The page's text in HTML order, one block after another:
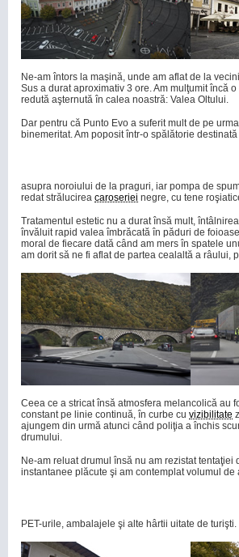
Ne-am întors la maşină, unde am aflat de la
Sus a durat aproximativ 3 ore. Am mulţumit încă
redută aşternută în calea noastră: Valea Oltului.
Dar pentru că Punto Evo a suferit mult de pe
binemeritat. Am poposit într-o spălătorie
asupra noroiului de la praguri, iar pompa de
redat strălucirea caroseriei negre, cu tene
Tratamentul estetic nu a durat însă mult,
învăluit rapid valea îmbrăcată în păduri de
moral de fiecare dată când am mers în spatele
am dorit să ne fi aflat de partea cealaltă a râului,
Ceea ce a stricat însă atmosfera melancolică au
constant pe linie continuă, în curbe cu vizibilitate
ajungem din urmă atunci când poliţia a închis
drumului.
Ne-am reluat drumul însă nu am rezistat
instantanee plăcute şi am contemplat volumul
PET-urile, ambalajele şi alte hârtii uitate de turişti.